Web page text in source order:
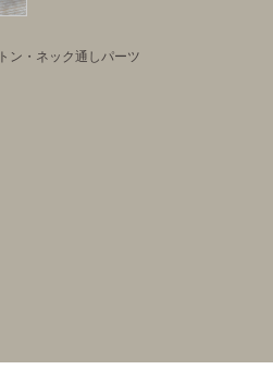
ン・ネック通しパーツ